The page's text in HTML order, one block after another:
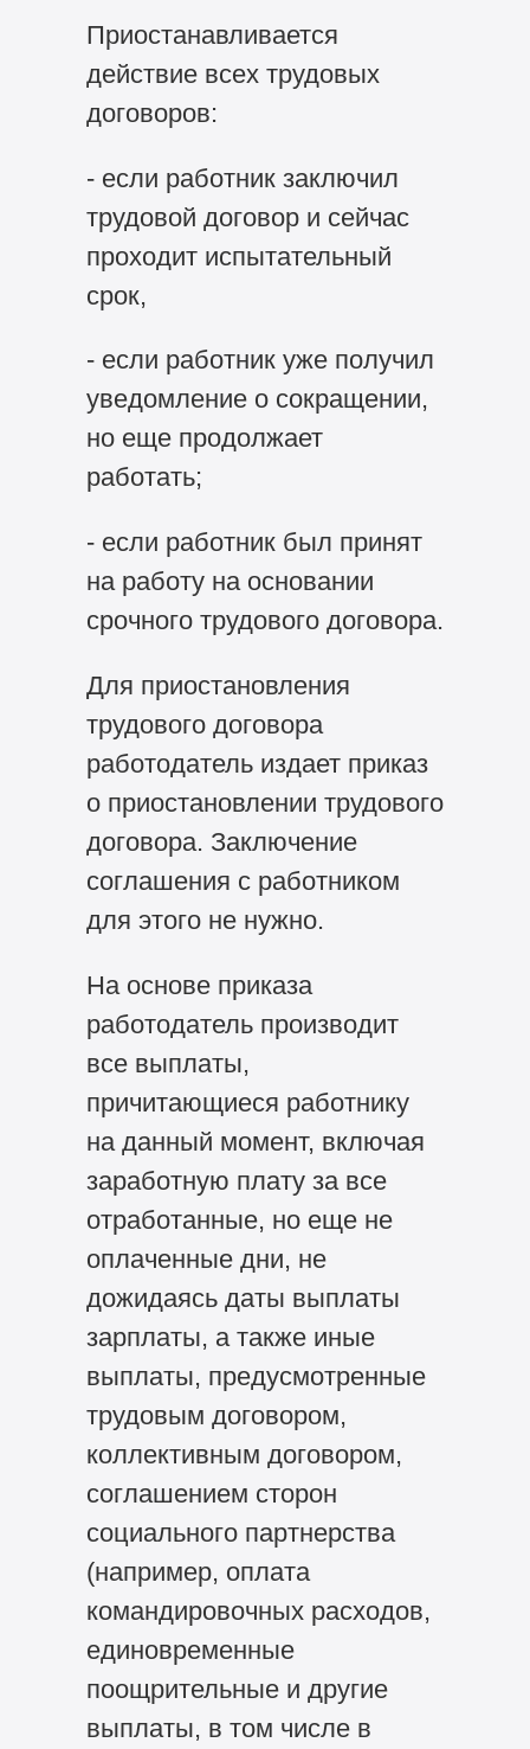
Приостанавливается
действие всех трудовых
договоров:
- если работник заключил
трудовой договор и сейчас
проходит испытательный
срок,
- если работник уже получил
уведомление о сокращении,
но еще продолжает
работать;
- если работник был принят
на работу на основании
срочного трудового договора.
Для приостановления
трудового договора
работодатель издает приказ
о приостановлении трудового
договора. Заключение
соглашения с работником
для этого не нужно.
На основе приказа
работодатель производит
все выплаты,
причитающиеся работнику
на данный момент, включая
заработную плату за все
отработанные, но еще не
оплаченные дни, не
дожидаясь даты выплаты
зарплаты, а также иные
выплаты, предусмотренные
трудовым договором,
коллективным договором,
соглашением сторон
социального партнерства
(например, оплата
командировочных расходов,
единовременные
поощрительные и другие
выплаты, в том числе в